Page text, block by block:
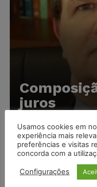
juros
Meta é alvo de
sexual infantil gerado
plataformas
Usamos cookies em
experiência mais
preferências e visitas
concorda com a
Configurações